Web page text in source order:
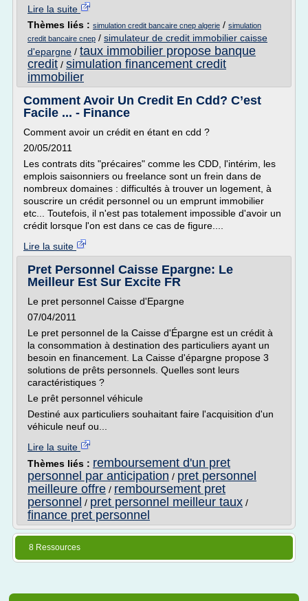
Lire la suite
Thèmes liés : simulation credit bancaire cnep algerie / simulation
credit bancaire cnep / simulateur de credit immobilier caisse
d'epargne / taux immobilier propose banque
credit / simulation financement credit
immobilier
Comment Avoir Un Credit En Cdd? C’est
Facile ... - Finance
Comment avoir un crédit en étant en cdd ?
20/05/2011
Les contrats dits "précaires" comme les CDD, l'intérim, les
emplois saisonniers ou freelance sont un frein dans de
nombreux domaines : difficultés à trouver un logement, à
souscrire un crédit personnel ou un emprunt immobilier
etc... Toutefois, il n'est pas totalement impossible d'avoir un
crédit lorsque l'on est dans ce cas de figure....
Lire la suite
Pret Personnel Caisse Epargne: Le
Meilleur Est Sur Excite FR
Le pret personnel Caisse d'Epargne
07/04/2011
Le pret personnel de la Caisse d'Épargne est un crédit à
la consommation à destination des particuliers ayant un
besoin en financement. La Caisse d'épargne propose 3
solutions de prêts personnels. Quelles sont leurs
caractéristiques ?
Le prêt personnel véhicule
Destiné aux particuliers souhaitant faire l'acquisition d'un
véhicule neuf ou...
Lire la suite
Thèmes liés : remboursement d'un pret
personnel par anticipation / pret personnel
meilleure offre / remboursement pret
personnel / pret personnel meilleur taux /
finance pret personnel
8 Ressources